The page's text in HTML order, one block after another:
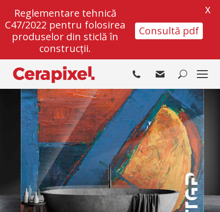
Search:
Reglementare tehnică
C47/2022 pentru folosirea
produselor din sticlă în
construcții.
Consultă pdf
X